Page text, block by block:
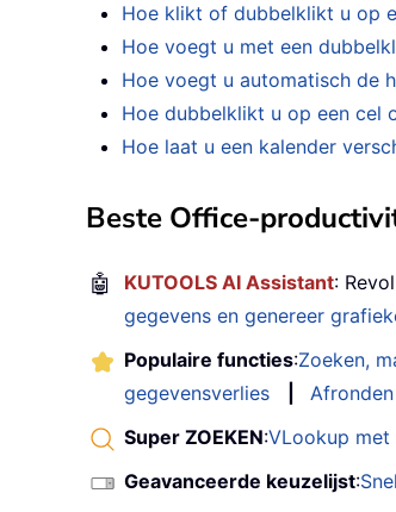
Hoe klikt of dubbelklikt u op
Hoe voegt u met een
Hoe voegt u automatisch de
Hoe dubbelklikt u op een cel
Hoe laat u een kalender
Beste Office-
🤖 KUTOOLS AI Assistant:
gegevens en genereer
Populaire functies:Zoeken,
gegevensverlies
Super ZOEKEN:VLookup met
Geavanceerde keuzelijst: